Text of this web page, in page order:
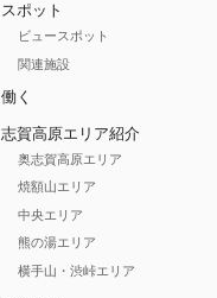
スポット
ビュースポット
関連施設
働く
志賀高原エリア紹介
奥志賀高原エリア
焼額山エリア
中央エリア
熊の湯エリア
横手山・渋峠エリア